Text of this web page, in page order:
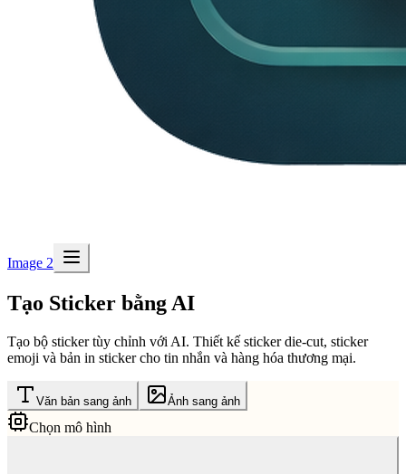
Image 2
Tạo Sticker bằng AI
Tạo bộ sticker tùy chỉnh với AI. Thiết kế sticker die-cut, sticker
emoji và bản in sticker cho tin nhắn và hàng hóa thương mại.
Văn bản sang ảnh Ảnh sang ảnh
Chọn mô hình